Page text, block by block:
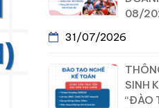
08/
31/07/2026
SINH
“ĐÀO